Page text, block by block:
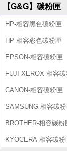
【G&G】碳粉匣
HP-相容黑色碳粉匣
HP-相容彩色碳粉匣
EPSON-相容碳粉匣
FUJI XEROX-相容碳
CANON-相容碳粉匣
SAMSUNG-相容碳粉
BROTHER-相容碳粉
KYOCERA-相容碳粉